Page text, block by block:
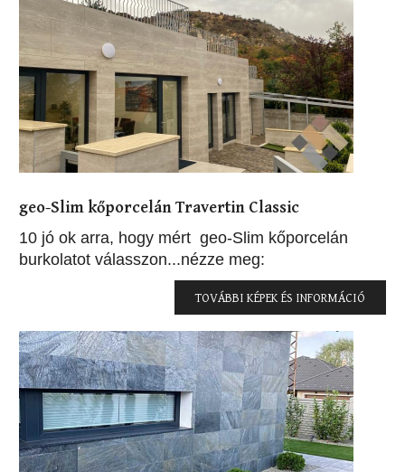
geo-Slim kőporcelán Travertin Classic
10 jó ok arra, hogy mért geo-Slim kőporcelán
burkolatot válasszon...nézze meg:
TOVÁBBI KÉPEK ÉS INFORMÁCIÓ